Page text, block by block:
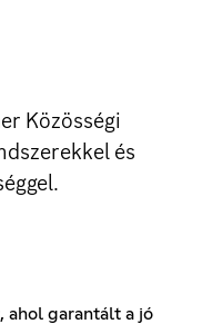
Közösségi
és
ahol garantált a jó